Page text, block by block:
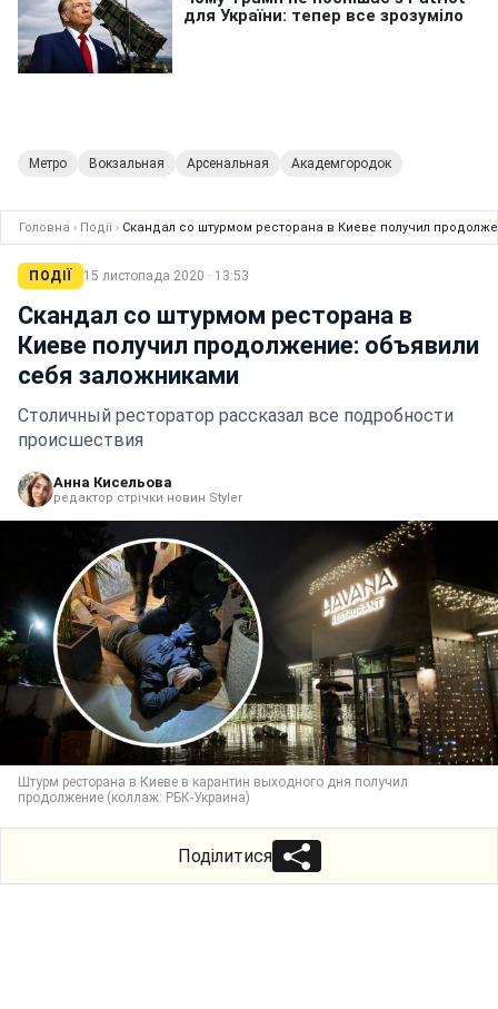
Метро Вокзальная Арсенальная Академгородок
Головна › Події › Скандал со штурмом ресторана в Киеве получил
ПОДІЇ 15 листопада 2020 · 13:53
Скандал со штурмом ресторана в
Киеве получил продолжение: объявили
себя заложниками
Столичный ресторатор рассказал все подробности
происшествия
Анна Кисельова
редактор стрічки новин Styler
Штурм ресторана в Киеве в карантин выходного дня получил
продолжение (коллаж: РБК-Украина)
Поділитися